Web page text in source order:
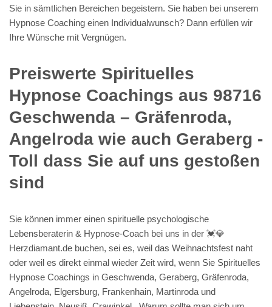
Sie in sämtlichen Bereichen begeistern. Sie haben bei unserem
Hypnose Coaching einen Individualwunsch? Dann erfüllen wir
Ihre Wünsche mit Vergnügen.
Preiswerte Spirituelles
Hypnose Coachings aus 98716
Geschwenda – Gräfenroda,
Angelroda wie auch Geraberg -
Toll dass Sie auf uns gestoßen
sind
Sie können immer einen spirituelle psychologische
Lebensberaterin & Hypnose-Coach bei uns in der 💓️💎
Herzdiamant.de buchen, sei es, weil das Weihnachtsfest naht
oder weil es direkt einmal wieder Zeit wird, wenn Sie Spirituelles
Hypnose Coachings in Geschwenda, Geraberg, Gräfenroda,
Angelroda, Elgersburg, Frankenhain, Martinroda und